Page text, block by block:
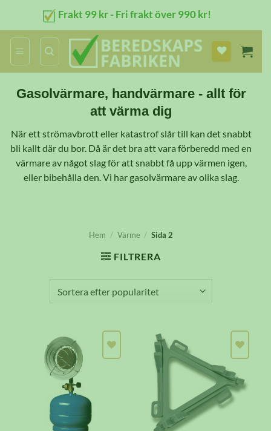
content
Frakt 99 kr - Fri frakt över 990 kr!
Gasolvärmare, handvärmare - allt för
att värma dig
När ett strömavbrott eller katastrof slår till kan det snabbt
bli kallt där du bor. Då är det bra att vara förberedd med en
värmare av något slag för att snabbt få upp värmen igen,
eller bibehålla den. Vi har gasolvärmare av olika slag.
Hem / Värme / Sida 2
FILTRERA